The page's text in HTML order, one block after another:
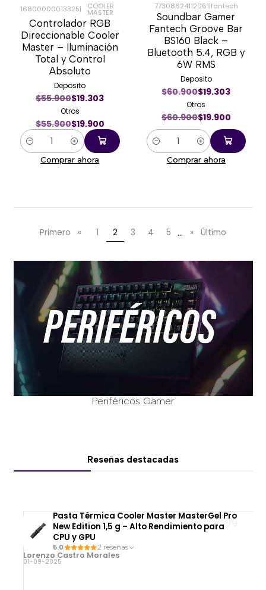
-64%
16800000013325| COOLER
MASTER
Controlador RGB
Direccionable Cooler
Master – Iluminación
Total y Control
Absoluto
Deposito
$55.900$19.303
Otros
$55.900$19.900
Cantidad
Comprar ahora
-67%
77308624112061|fantech
Soundbar Gamer
Fantech Groove Bar
BS160 Black –
Bluetooth 5.4, RGB y
6W RMS
Deposito
$60.900$19.303
Otros
$60.900$19.900
Cantidad
Comprar ahora
Primero « 1 2 3 4 5 ... » Último
Periféricos Gamer
Reseñas destacadas
Pasta Térmica Cooler Master MasterGel Pro
New Edition 1,5 g – Alto Rendimiento para
CPU y GPU
5.0 2 reseñas
Lorenzo Castro Morales
01-09-2025